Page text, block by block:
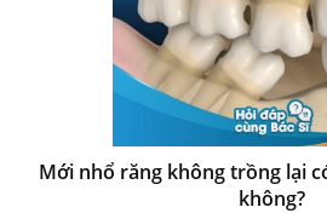
Mới nhổ răng không trồng lại
không?